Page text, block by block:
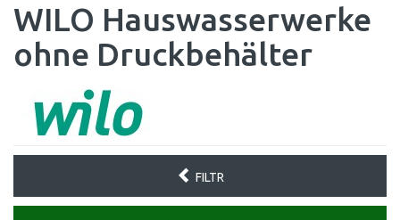
WILO Hauswasserwerke
ohne Druckbehälter
FILTR